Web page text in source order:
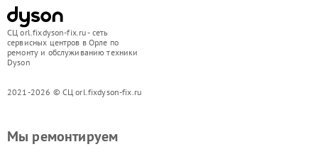
СЦ orl.fixdyson-fix.ru - сеть
сервисных центров в Орле по
ремонту и обслуживанию техники
Dyson
2021-2026 © СЦ orl.fixdyson-fix.ru
Мы ремонтируем